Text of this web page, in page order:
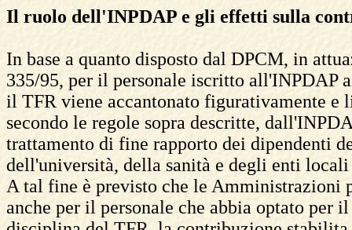
Il ruolo dell'INPDAP e gli effetti sulla
In base a quanto disposto dal DPCM, in
335/95, per il personale iscritto
il TFR viene accantonato figurativamente e
secondo le regole sopra descritte,
trattamento di fine rapporto dei dipendenti
dell'università, della sanità e degli enti
A tal fine è previsto che le Amministrazioni
anche per il personale che abbia optato per